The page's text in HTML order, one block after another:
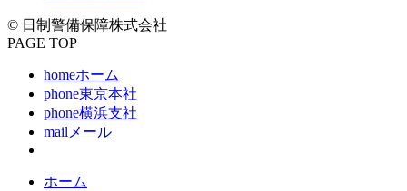
© 日制警備保障株式会社
PAGE TOP
homeホーム
phone東京本社
phone横浜支社
mail メール
ホーム